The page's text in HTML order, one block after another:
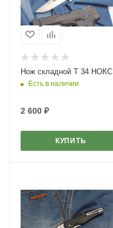
Нож складной Т 34 НОКС
Есть в наличии
2 600 ₽
КУПИТЬ